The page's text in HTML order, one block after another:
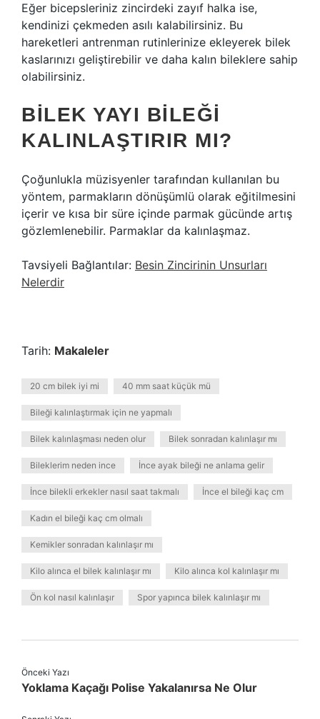
Eğer bicepsleriniz zincirdeki zayıf halka ise,
kendinizi çekmeden asılı kalabilirsiniz. Bu
hareketleri antrenman rutinlerinize ekleyerek bilek
kaslarınızı geliştirebilir ve daha kalın bileklere sahip
olabilirsiniz.
BILEK YAYI BILEĞI
KALINLAŞTIRIR MI?
Çoğunlukla müzisyenler tarafından kullanılan bu
yöntem, parmakların dönüşümlü olarak eğitilmesini
içerir ve kısa bir süre içinde parmak gücünde artış
gözlemlenebilir. Parmaklar da kalınlaşmaz.
Tavsiyeli Bağlantılar: Besin Zincirinin Unsurları
Nelerdir
Tarih: Makaleler
20 cm bilek iyi mi 40 mm saat küçük mü
Bileği kalınlaştırmak için ne yapmalı
Bilek kalınlaşması neden olur Bilek sonradan kalınlaşır mı
Bileklerim neden ince İnce ayak bileği ne anlama gelir
İnce bilekli erkekler nasıl saat takmalı İnce el bileği kaç cm
Kadın el bileği kaç cm olmalı
Kemikler sonradan kalınlaşır mı
Kilo alınca el bilek kalınlaşır mı Kilo alınca kol kalınlaşır mı
Ön kol nasıl kalınlaşır Spor yapınca bilek kalınlaşır mı
Önceki Yazı
Yoklama Kaçağı Polise Yakalanırsa Ne Olur